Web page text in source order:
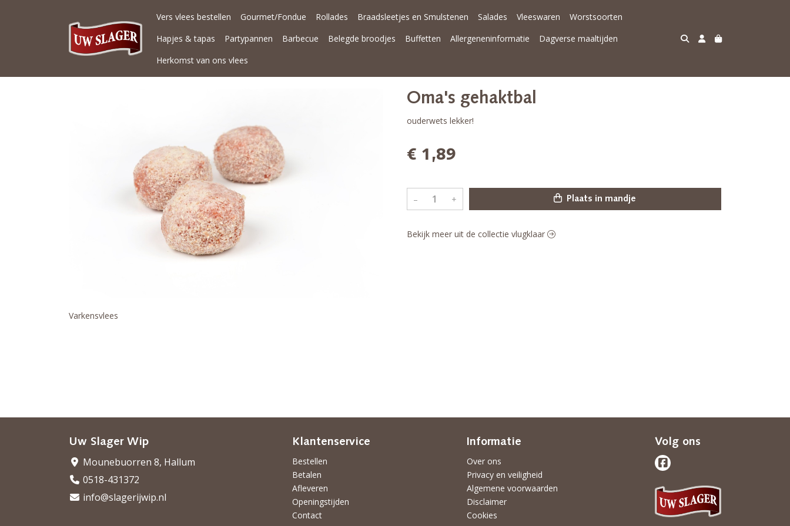
Vers vlees bestellen Gourmet/Fondue Rollades Braadsleetjes en Smulstenen Salades Vleeswaren
Worstsoorten
Hapjes & tapas
Partypannen Barbecue Belegde broodjes Buffetten Allergeneninformatie
Dagverse maaltijden
Herkomst van ons vlees
Varkensvlees
Oma's gehaktbal
ouderwets lekker!
€ 1,89
– + Plaats in mandje
Bekijk meer uit de collectie vlugklaar
Uw Slager Wip
Mounebuorren 8, Hallum
0518-431372
info@slagerijwip.nl
Klantenservice
Bestellen
Betalen
Afleveren
Openingstijden
Contact
Informatie
Over ons
Privacy en veiligheid
Algemene voorwaarden
Disclaimer
Cookies
Volg ons